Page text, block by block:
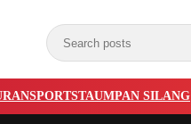
SPORTSTAUMPAN SILANG